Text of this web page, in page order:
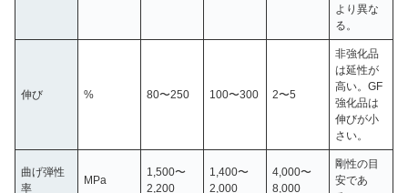
より異な
る。
伸び % 80〜250 100〜300 2〜5
非強化品
は延性が
高い。GF
強化品は
伸びが小
さい。
曲げ弾性
率
MPa
1,500〜
2,200
1,400〜
2,000
4,000〜
8,000
剛性の目
安であ